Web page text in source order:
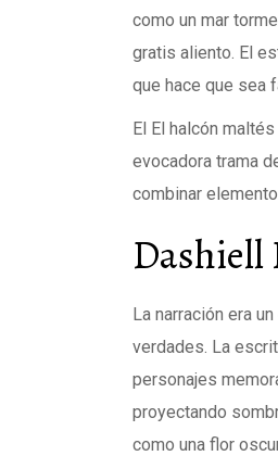
como un mar
gratis aliento. El
que hace que sea
El El halcón
evocadora trama
combinar
La narración era
verdades. La
personajes
proyectando
como una flor